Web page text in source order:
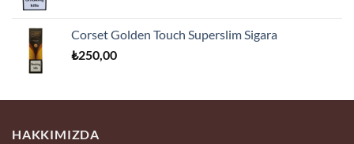
Corset Golden Touch Superslim Sigara
₺250,00
HAKKIMIZDA